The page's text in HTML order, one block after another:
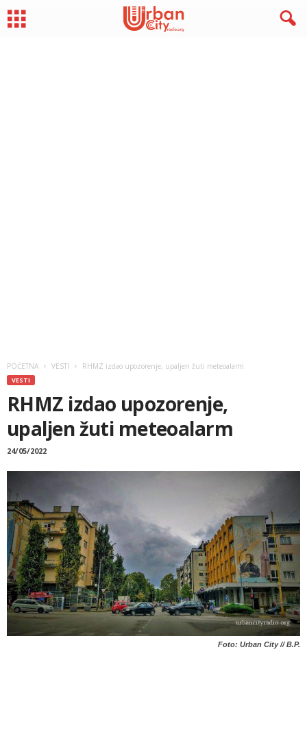
POČETNA VESTI RHMZ izdao upozorenje, upaljen žuti meteoalarm
VESTI
RHMZ izdao upozorenje,
upaljen žuti meteoalarm
24/05/2022
Foto: Urban City // B.P.